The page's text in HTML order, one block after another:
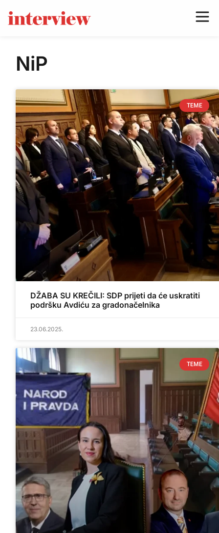
NiP
TEME
DŽABA SU KREČILI: SDP prijeti da će uskratiti
podršku Avdiću za gradonačelnika
23.06.2025.
TEME